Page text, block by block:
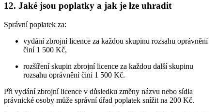
12. Jaké jsou poplatky a jak je lze uhradit
Správní poplatek za:
vydání zbrojní licence za každou skupinu rozsahu oprávnění
činí 1 500 Kč,
rozšíření skupin zbrojní licence za každou další skupinu
rozsahu oprávnění činí 1 500 Kč.
Při vydání zbrojní licence v důsledku změny názvu nebo sídla
právnické osoby může správní úřad poplatek snížit na 200 Kč.